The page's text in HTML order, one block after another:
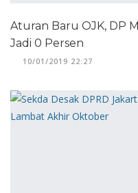
Aturan Baru OJK, DP
Jadi 0 Persen
10/01/2019 22:27